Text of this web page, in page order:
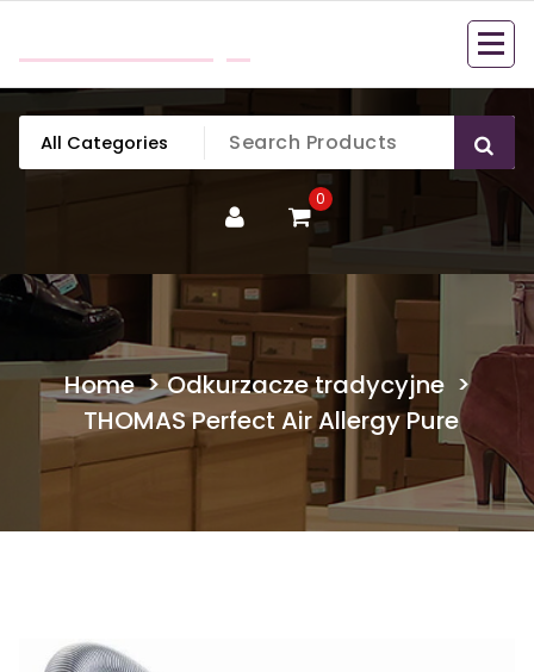
content
0
Home>Odkurzacze tradycyjne >
THOMAS Perfect Air Allergy Pure